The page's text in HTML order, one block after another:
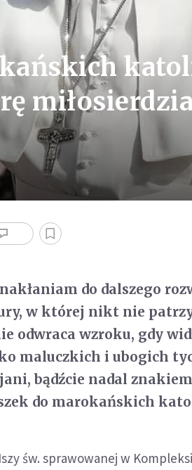
miłosierdzia
do dalszego
w której nikt nie
odwraca wzroku, gdy
maluczkich i ubogich
bądźcie nadal
do marokańskich
św. sprawowanej w